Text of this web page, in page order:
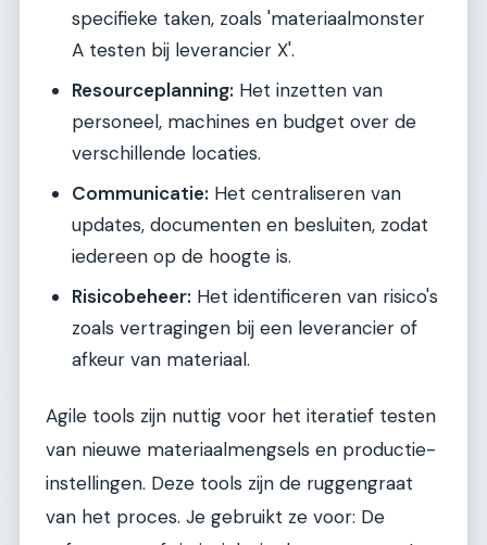
specifieke taken, zoals 'materiaalmonster
A testen bij leverancier X'.
Resourceplanning: Het inzetten van
personeel, machines en budget over de
verschillende locaties.
Communicatie: Het centraliseren van
updates, documenten en besluiten, zodat
iedereen op de hoogte is.
Risicobeheer: Het identificeren van risico's
zoals vertragingen bij een leverancier of
afkeur van materiaal.
Agile tools zijn nuttig voor het iteratief testen
van nieuwe materiaalmengsels en productie-
instellingen. Deze tools zijn de ruggengraat
van het proces. Je gebruikt ze voor: De